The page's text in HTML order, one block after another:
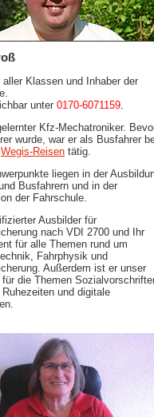
aller Klassen und Inhaber der
unter 0170-6071159
Kfz-Mechatroniker.
wurde, war er als Busfahrer
Wegis-Reisen tätig.
liegen in der
Busfahrern und in der
der Fahrschule.
Ausbilder für
nach VDI 2700 und Ihr
für alle Themen rund um
Fahrphysik und
Außerdem ist er unser
die Themen
Ruhezeiten und digitale